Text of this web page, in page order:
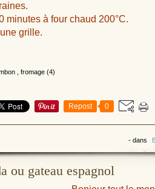
minutes à four chaud 200°C.
grille.
Repost 0
- dans
ou gateau espagnol